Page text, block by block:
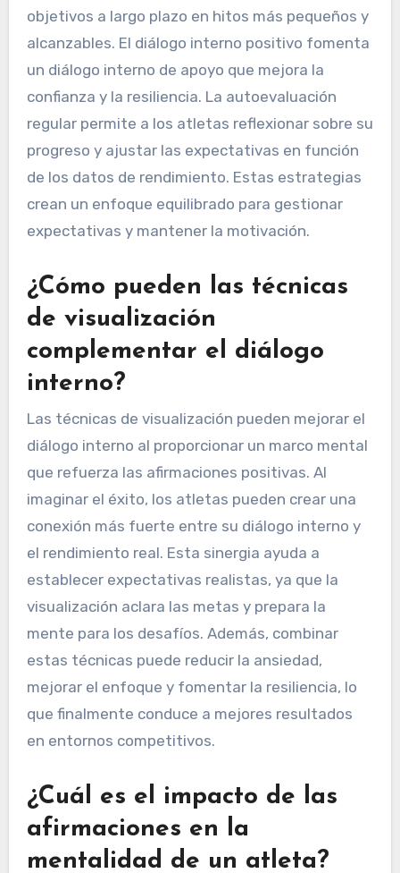
objetivos a largo plazo en hitos más pequeños y
alcanzables. El diálogo interno positivo fomenta
un diálogo interno de apoyo que mejora la
confianza y la resiliencia. La autoevaluación
regular permite a los atletas reflexionar sobre su
progreso y ajustar las expectativas en función
de los datos de rendimiento. Estas estrategias
crean un enfoque equilibrado para gestionar
expectativas y mantener la motivación.
¿Cómo pueden las técnicas
de visualización
complementar el diálogo
interno?
Las técnicas de visualización pueden mejorar el
diálogo interno al proporcionar un marco mental
que refuerza las afirmaciones positivas. Al
imaginar el éxito, los atletas pueden crear una
conexión más fuerte entre su diálogo interno y
el rendimiento real. Esta sinergia ayuda a
establecer expectativas realistas, ya que la
visualización aclara las metas y prepara la
mente para los desafíos. Además, combinar
estas técnicas puede reducir la ansiedad,
mejorar el enfoque y fomentar la resiliencia, lo
que finalmente conduce a mejores resultados
en entornos competitivos.
¿Cuál es el impacto de las
afirmaciones en la
mentalidad de un atleta?